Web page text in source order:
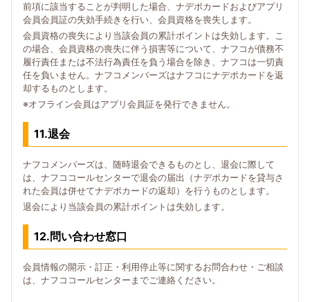
前項に該当することが判明した場合、ナデポカードおよびアプリ
会員会員証の失効手続きを行い、会員資格を喪失します。
会員資格の喪失により当該会員の累計ポイントは失効します。こ
の場合、会員資格の喪失に伴う損害等について、ナフコが債務不
履行責任または不法行為責任を負う場合を除き、ナフコは一切責
任を負いません。ナフコメンバーズはナフコにナデポカードを返
却するものとします。
※オフライン会員はアプリ会員証を発行できません。
11.退会
ナフコメンバーズは、随時退会できるものとし、退会に際して
は、ナフココールセンターで退会の届出（ナデポカードを貸与さ
れた会員は併せてナデポカードの返却）を行うものとします。
退会により当該会員の累計ポイントは失効します。
12.問い合わせ窓口
会員情報の開示・訂正・利用停止等に関するお問合わせ・ご相談
は、ナフココールセンターまでご連絡ください。